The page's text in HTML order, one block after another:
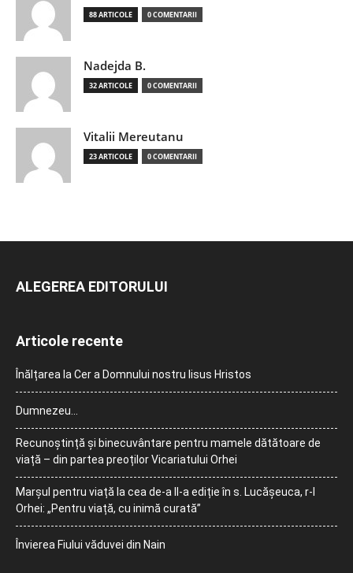
88 ARTICOLE 0 COMENTARII
Nadejda B.
32 ARTICOLE 0 COMENTARII
Vitalii Mereutanu
23 ARTICOLE 0 COMENTARII
ALEGEREA EDITORULUI
Articole recente
Înălțarea la Cer a Domnului nostru Iisus Hristos
Dumnezeu…
Recunoștință și binecuvântare pentru mamele dătătoare de
viață – din partea preoților Vicariatului Orhei
Marșul pentru viață la cea de-a II-a ediție în s. Lucășeuca, r-l
Orhei: „Pentru viață, cu inimă curată”
Învierea Fiului văduvei din Nain